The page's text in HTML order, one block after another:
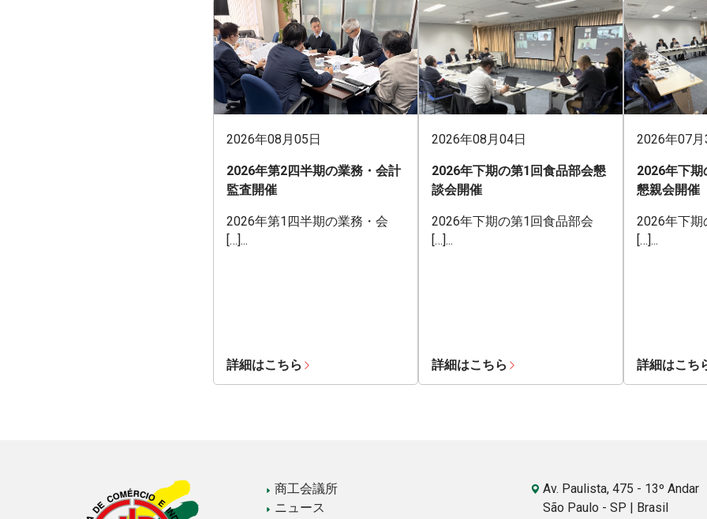
2026年08月05日
2026年第2四半期の業務・会計
監査開催
2026年第1四半期の業務・会
[…]...
詳細はこちら
2026年08月04日
2026年下期の第1回食品部会懇
談会開催
2026年下期の第1回食品部会
[…]...
詳細はこちら
2026年07
2026年下
懇親会開催
2026年下期
[…]...
詳細はこち
商工会議所
ニュース
Av. Paulista, 475 - 13º Andar
São Paulo - SP | Brasil